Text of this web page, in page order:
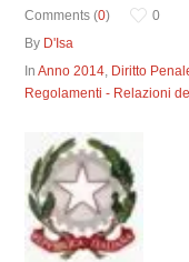
Comments (0)
0
By D'Isa
InAnno 2014, Diritto
Regolamenti - Relazioni